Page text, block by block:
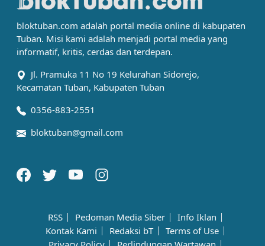
bloktuban.com adalah portal media online di kabupaten
Tuban. Misi kami adalah menjadi portal media yang
informatif, kritis, cerdas dan terdepan.
Jl. Pramuka 11 No 19 Kelurahan Sidorejo,
Kecamatan Tuban, Kabupaten Tuban
0356-883-2551
bloktuban@gmail.com
RSS Pedoman Media Siber
Info Iklan
Kontak Kami
Redaksi bT
Terms of Use